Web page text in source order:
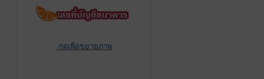
กดเพื่อขยายภาพ